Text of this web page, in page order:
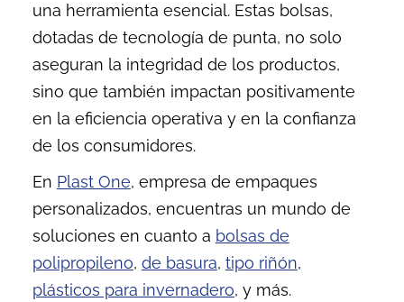
una herramienta esencial. Estas bolsas,
dotadas de tecnología de punta, no solo
aseguran la integridad de los productos,
sino que también impactan positivamente
en la eficiencia operativa y en la confianza
de los consumidores.
En Plast One, empresa de empaques
personalizados, encuentras un mundo de
soluciones en cuanto a bolsas de
polipropileno, de basura, tipo riñón,
plásticos para invernadero, y más.